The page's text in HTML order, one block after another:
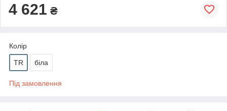
4 621 ₴
Колір
TR біла
Під замовлення